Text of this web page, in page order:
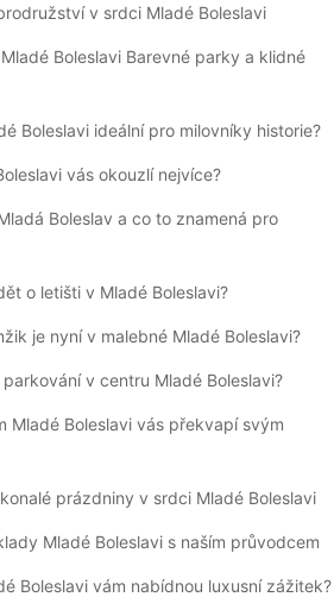
v srdci Mladé Boleslavi
Boleslavi Barevné parky a klidné
Boleslavi ideální pro milovníky historie?
vás okouzlí nejvíce?
Boleslav a co to znamená pro
o letišti v Mladé Boleslavi?
je nyní v malebné Mladé Boleslavi?
v centru Mladé Boleslavi?
Mladé Boleslavi vás překvapí svým
prázdniny v srdci Mladé Boleslavi
Mladé Boleslavi s naším průvodcem
Boleslavi vám nabídnou luxusní zážitek?